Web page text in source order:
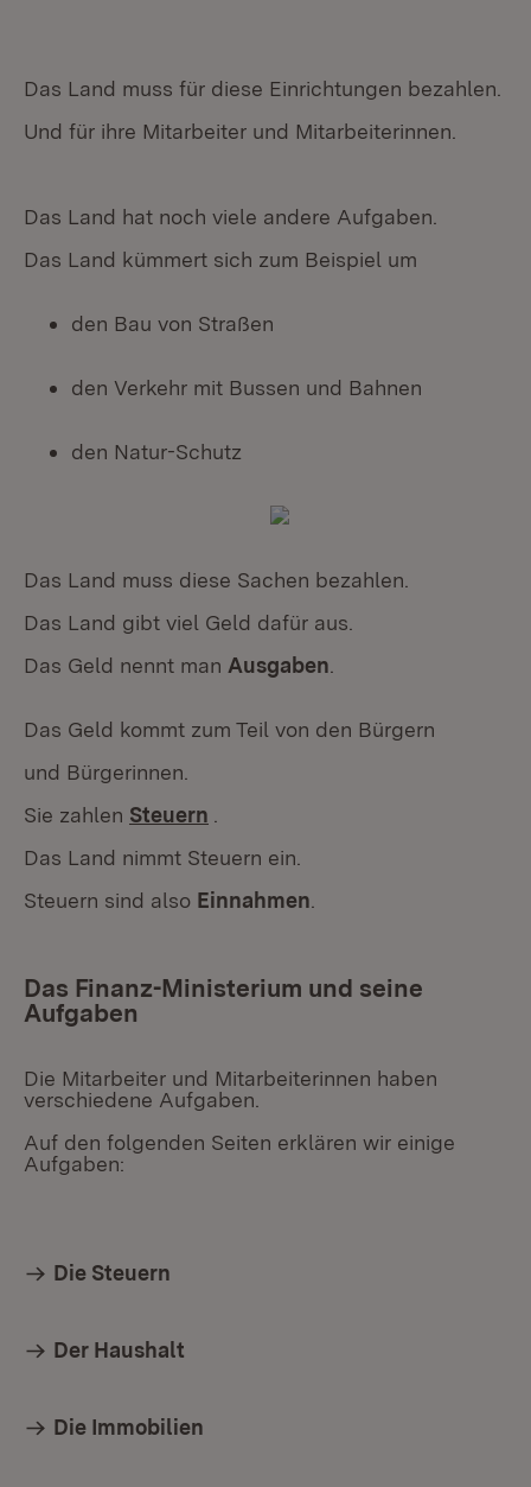
Das Land muss für diese Einrichtungen bezahlen.
Und für ihre Mitarbeiter und Mitarbeiterinnen.
Das Land hat noch viele andere Aufgaben.
Das Land kümmert sich zum Beispiel um
den Bau von Straßen
den Verkehr mit Bussen und Bahnen
den Natur-Schutz
Das Land muss diese Sachen bezahlen.
Das Land gibt viel Geld dafür aus.
Das Geld nennt man Ausgaben
Das Geld kommt zum Teil von den Bürgern
und Bürgerinnen.
Sie zahlen Steuern
Das Land nimmt Steuern ein.
Steuern sind also Einnahmen
Das Finanz-Ministerium und seine
Aufgaben
Die Mitarbeiter und Mitarbeiterinnen haben
verschiedene Aufgaben.
Auf den folgenden Seiten erklären wir einige
Aufgaben:
Die Steuern
Der Haushalt
Die Immobilien